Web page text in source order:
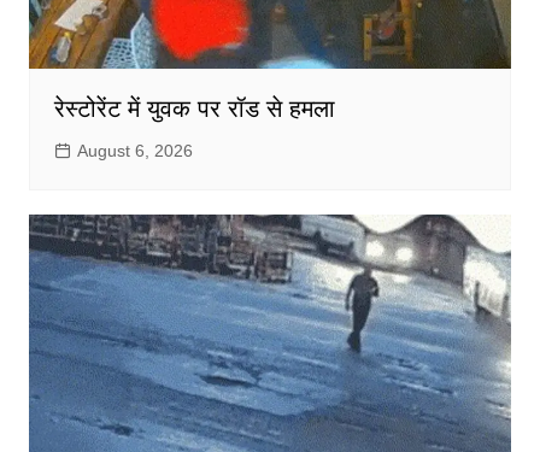
रेस्टोरेंट में युवक पर रॉड से हमला
August 6, 2026